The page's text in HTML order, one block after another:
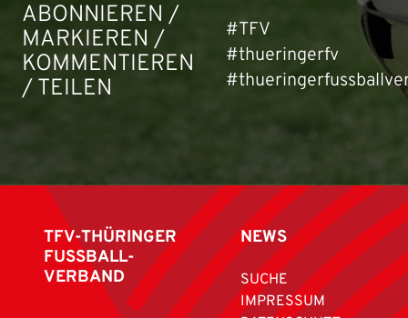
ABONNIEREN /
MARKIEREN /
KOMMENTIEREN
/ TEILEN
#TFV
#thueringerfv
TFV-THÜRINGER
FUSSBALL-
VERBAND
NEWS
SUCHE
IMPRESSUM